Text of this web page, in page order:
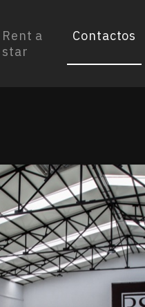
Rent a
star
Contactos